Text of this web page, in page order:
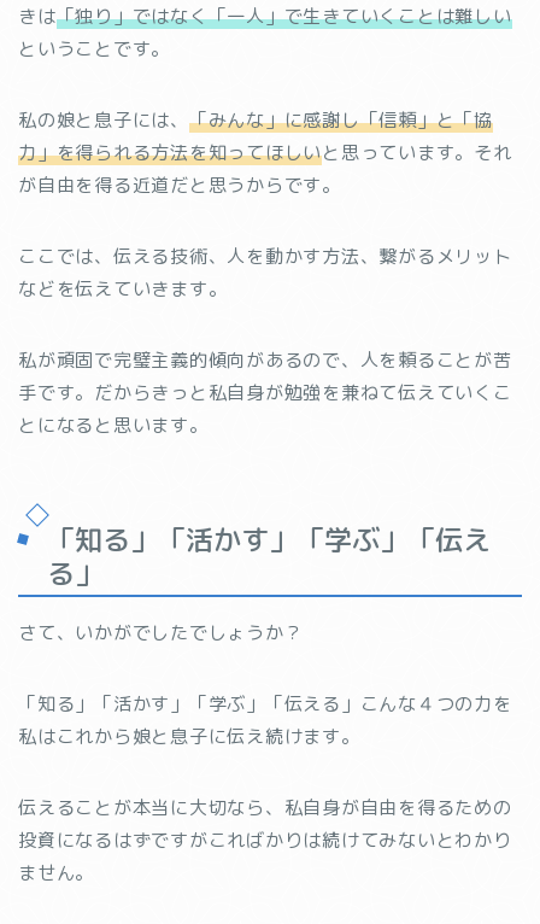
きは「独り」ではなく「一人」で生きていくことは難しい
ということです。
私の娘と息子には、 「みんな」に感謝し「信頼」と「協
力」を得られる方法を知ってほしいと思っています。それ
が自由を得る近道だと思うからです。
ここでは、伝える技術、人を動かす方法、繋がるメリット
などを伝えていきます。
私が頑固で完璧主義的傾向があるので、人を頼ることが苦
手です。だからきっと私自身が勉強を兼ねて伝えていくこ
とになると思います。
「知る」「活かす」「学ぶ」「伝え
る」
さて、いかがでしたでしょうか？
「知る」「活かす」「学ぶ」「伝える」こんな４つの力を
私はこれから娘と息子に伝え続けます。
伝えることが本当に大切なら、私自身が自由を得るための
投資になるはずですがこればかりは続けてみないとわかり
ません。